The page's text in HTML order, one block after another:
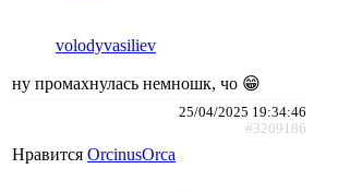
volodyvasiliev
ну промахнулась немношк, чо 😁
25/04/2025 19:34:46
#3209186
Нравится ОrcinusОrca